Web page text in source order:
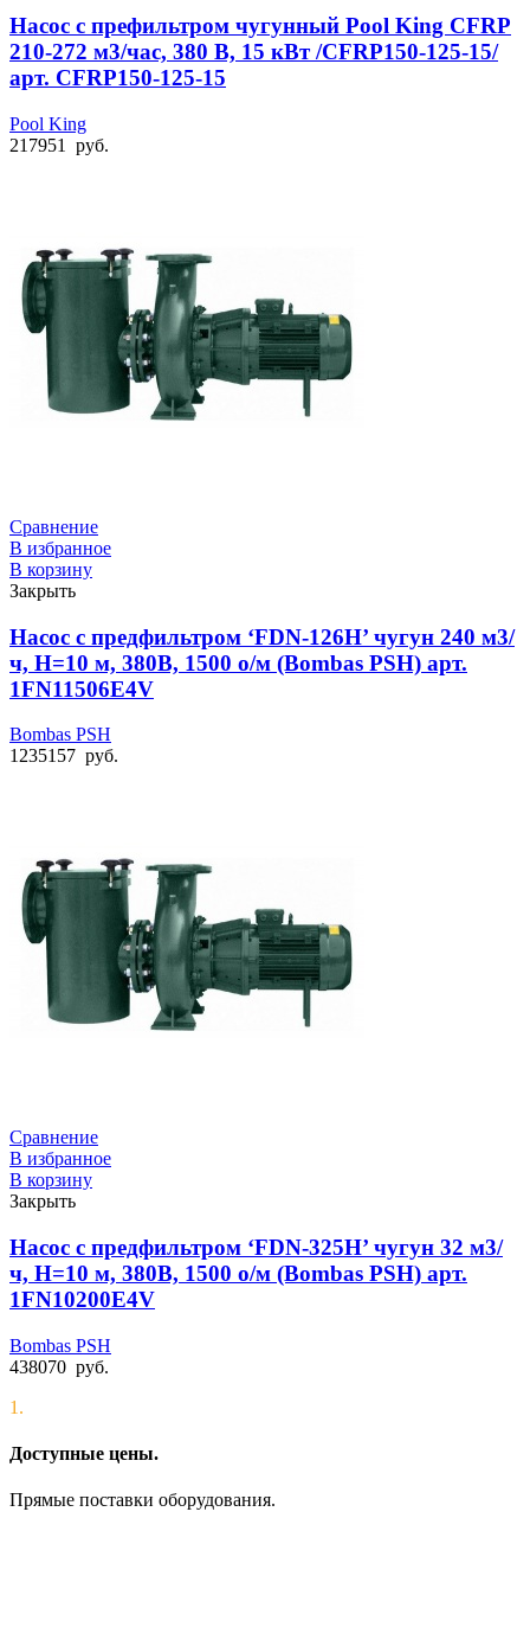
Насос с префильтром чугунный Pool King CFRP
210-272 м3/час, 380 В, 15 кВт /CFRP150-125-15/
арт. CFRP150-125-15
Pool King
217951
руб.
Сравнение
В избранное
В корзину
Закрыть
Насос с предфильтром ‘FDN-126H’ чугун 240 м3/
ч, Н=10 м, 380В, 1500 о/м (Bombas PSH) арт.
1FN11506E4V
Bombas PSH
1235157 руб.
Сравнение
В избранное
В корзину
Закрыть
Насос с предфильтром ‘FDN-325H’ чугун 32 м3/
ч, Н=10 м, 380В, 1500 о/м (Bombas PSH) арт.
1FN10200E4V
Bombas PSH
438070 руб.
1.
Доступные цены.
Прямые поставки оборудования.